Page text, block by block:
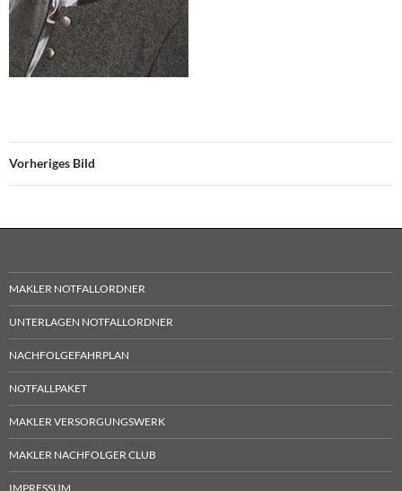
Vorheriges Bild
MAKLER NOTFALLORDNER
UNTERLAGEN NOTFALLORDNER
NACHFOLGEFAHRPLAN
NOTFALLPAKET
MAKLER VERSORGUNGSWERK
MAKLER NACHFOLGER CLUB
IMPRESSUM